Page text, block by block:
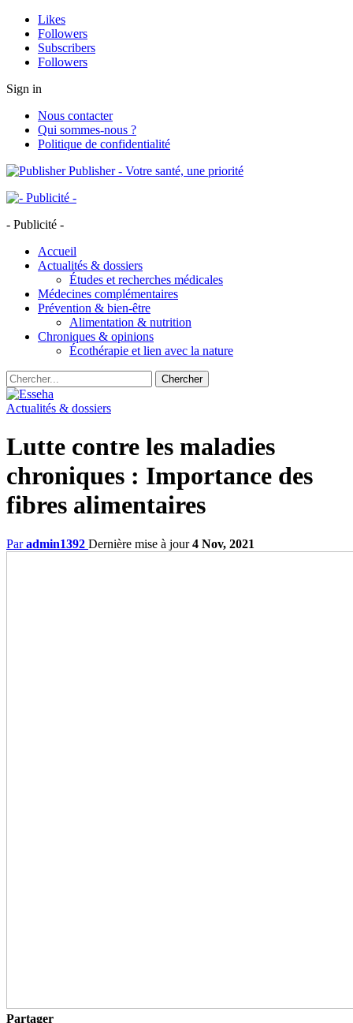
Likes
Followers
Subscribers
Followers
Sign in
Nous contacter
Qui sommes-nous ?
Politique de confidentialité
Publisher - Votre santé, une priorité
- Publicité -
Accueil
Actualités & dossiers
Études et recherches médicales
Médecines complémentaires
Prévention & bien-être
Alimentation & nutrition
Chroniques & opinions
Écothérapie et lien avec la nature
Actualités & dossiers
Lutte contre les maladies
chroniques : Importance des
fibres alimentaires
Paradmin1392 Dernière mise à jour4 Nov, 2021
Partager